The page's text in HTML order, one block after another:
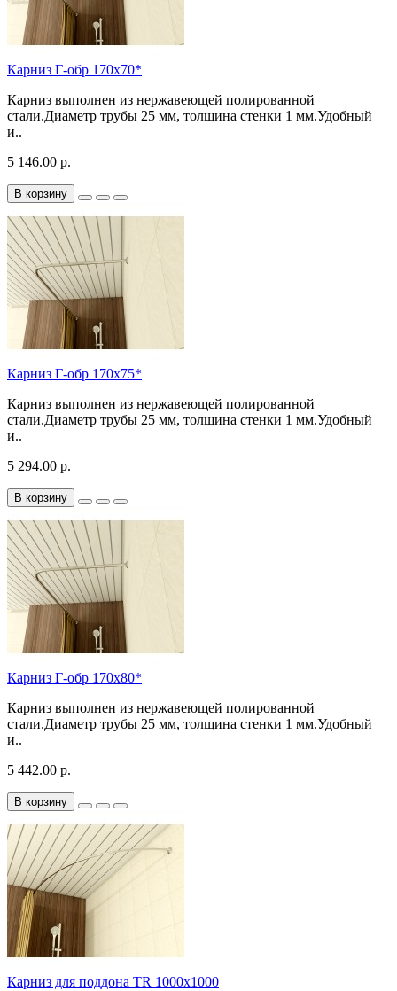
Карниз Г-обр 170х70*
Карниз выполнен из нержавеющей полированной
стали.Диаметр трубы 25 мм, толщина стенки 1 мм.Удобный
и..
5 146.00 р.
В корзину
Карниз Г-обр 170х75*
Карниз выполнен из нержавеющей полированной
стали.Диаметр трубы 25 мм, толщина стенки 1 мм.Удобный
и..
5 294.00 р.
В корзину
Карниз Г-обр 170х80*
Карниз выполнен из нержавеющей полированной
стали.Диаметр трубы 25 мм, толщина стенки 1 мм.Удобный
и..
5 442.00 р.
В корзину
Карниз для поддона TR 1000х1000